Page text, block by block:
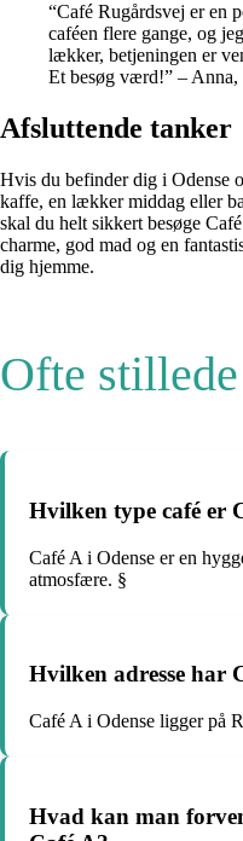
“Café Rugårdsvej er en
caféen flere gange, og
lækker, betjeningen er
Et besøg værd!” – Anna,
Afsluttende tanker
Hvis du befinder dig i Odense
kaffe, en lækker middag eller
skal du helt sikkert besøge
charme, god mad og en
dig hjemme.
Ofte
Hvilken type café er
Café A i Odense er en
atmosfære. §
Hvilken adresse har
Café A i Odense ligger på
Hvad kan man